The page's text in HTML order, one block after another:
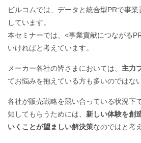
ビルコムでは、データと統合型PRで事
しています。
本セミナーでは、<事業貢献につながる
いければと考えています。
メーカー各社の皆さまにおいては、 主力
てお悩みを抱えている方も多いのではな
各社が販売戦略を競い合っている状況下
知してもらうためには、 新しい体験を創
いくことが望ましい解決策なのではと考